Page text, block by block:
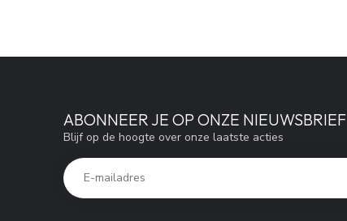
ABONNEER JE OP ONZE NIEUWSBRIEF
Blijf op de hoogte over onze laatste acties